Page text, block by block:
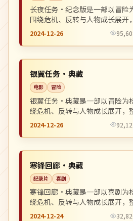
长夜任务·纪念版是一部以冒险
围绕危机、反转与人物成长展开
得推荐观看。
2024-12-26
韩国
银翼任务·典藏
电影 冒险
银翼任务·典藏是一部以冒险为
绕危机、反转与人物成长展开，
推荐观看。
2024-12-26
美国
寒锋回廊·典藏
纪录片 喜剧
寒锋回廊·典藏是一部以喜剧为
绕危机、反转与人物成长展开，
推荐观看。
2024-12-24